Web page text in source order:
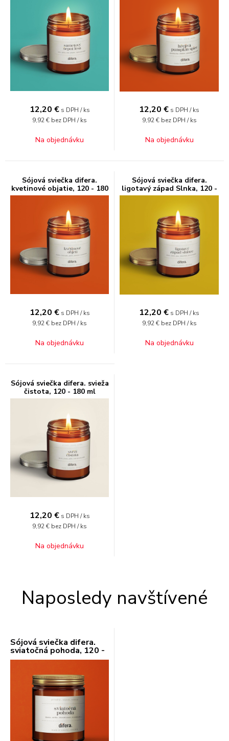
12,20 € s DPH / ks
9,92 € bez DPH / ks
Na objednávku
12,20 € s DPH / ks
9,92 € bez DPH / ks
Na objednávku
Sójová sviečka difera.
kvetinové objatie, 120 - 180
ml
12,20 € s DPH / ks
9,92 € bez DPH / ks
Na objednávku
Sójová sviečka difera.
ligotavý západ Slnka, 120 -
180 ml
12,20 € s DPH / ks
9,92 € bez DPH / ks
Na objednávku
Sójová sviečka difera. svieža
čistota, 120 - 180 ml
12,20 € s DPH / ks
9,92 € bez DPH / ks
Na objednávku
Naposledy navštívené
Sójová sviečka difera.
sviatočná pohoda, 120 -
180 ml